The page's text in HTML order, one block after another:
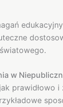
w
prawidłowo